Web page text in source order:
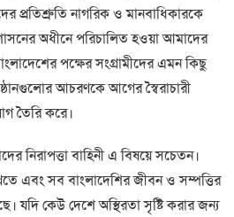
প্রতিশ্রুতি নাগরিক ও মানবাধিকারকে
অধীনে পরিচালিত হওয়া আমাদের
পক্ষের সংগ্রামীদের এমন কিছু
আচরণকে আগের স্বৈরাচারী
তৈরি করে।
নিরাপত্তা বাহিনী এ বিষয়ে সচেতন।
এবং সব বাংলাদেশির জীবন ও সম্পত্তির
যদি কেউ দেশে অস্থিরতা সৃষ্টি করার জন্য